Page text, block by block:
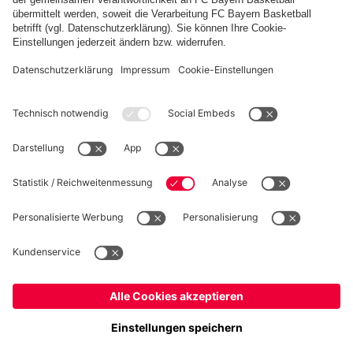
PARTNER
fcbayern.com Basketball
FC Bayern München AG
Kinder- und Jugendschutz Hinweisgebersystem
Verträge hier kündigen Cookie-Einstellungen